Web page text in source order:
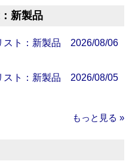
新製品
スト：新製品 2026/08/06
スト：新製品 2026/08/05
もっと見る »